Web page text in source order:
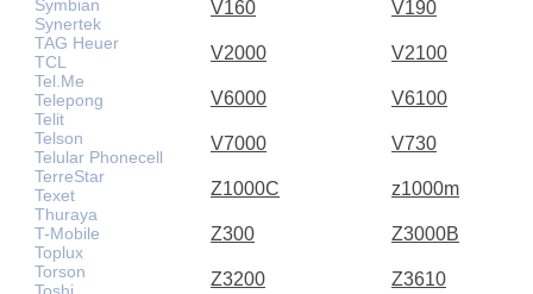
Symbian
Synertek
TAG Heuer
TCL
Tel.Me
Telepong
Telit
Telson
Telular Phonecell
TerreStar
Texet
Thuraya
T-Mobile
Toplux
Torson
V160 V190
V2000 V2100
V6000 V6100
V7000 V730
Z1000C z1000m
Z300 Z3000B
Z3200 Z3610